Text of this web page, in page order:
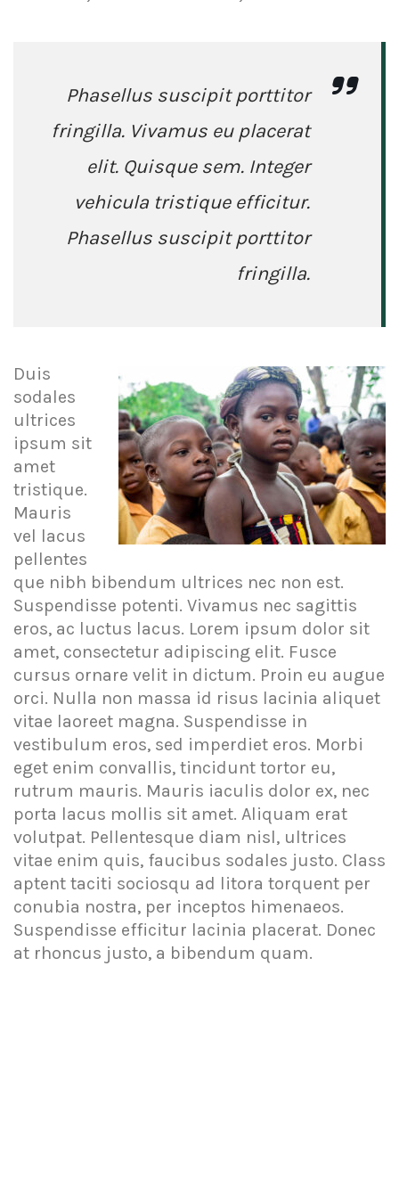
Phasellus suscipit porttitor
fringilla. Vivamus eu placerat
elit. Quisque sem. Integer
vehicula tristique efficitur.
Phasellus suscipit porttitor
fringilla.
Duis
sodales
ultrices
ipsum sit
amet
tristique.
Mauris
vel lacus
pellentes
que nibh bibendum ultrices nec non est.
Suspendisse potenti. Vivamus nec sagittis
eros, ac luctus lacus. Lorem ipsum dolor sit
amet, consectetur adipiscing elit. Fusce
cursus ornare velit in dictum. Proin eu augue
orci. Nulla non massa id risus lacinia aliquet
vitae laoreet magna. Suspendisse in
vestibulum eros, sed imperdiet eros. Morbi
eget enim convallis, tincidunt tortor eu,
rutrum mauris. Mauris iaculis dolor ex, nec
porta lacus mollis sit amet. Aliquam erat
volutpat. Pellentesque diam nisl, ultrices
vitae enim quis, faucibus sodales justo. Class
aptent taciti sociosqu ad litora torquent per
conubia nostra, per inceptos himenaeos.
Suspendisse efficitur lacinia placerat. Donec
at rhoncus justo, a bibendum quam.